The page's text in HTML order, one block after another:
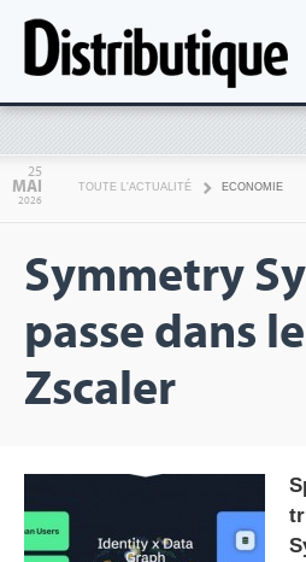
25
MAI
2026
TOUTE L'ACTUALITÉ ECONOMIE
Symmetry
passe dans
Zscaler